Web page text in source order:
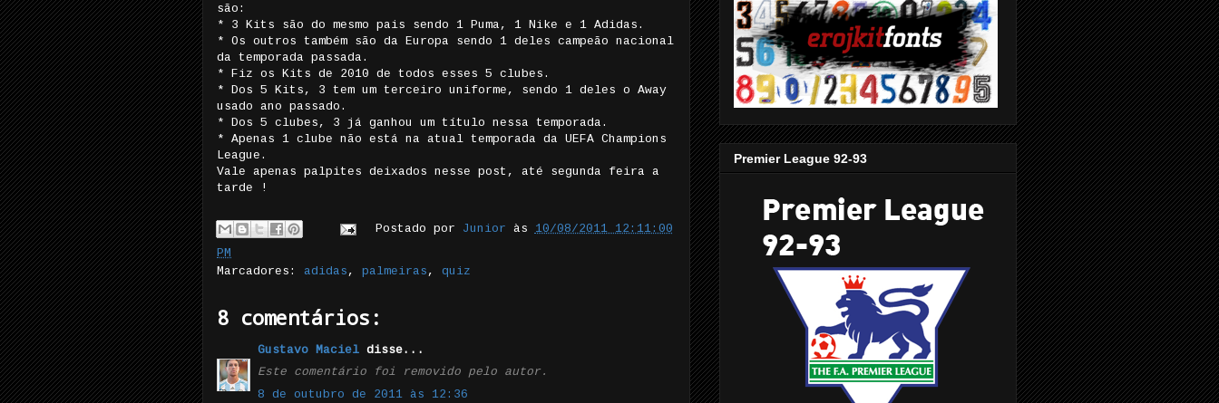
são:
* 3 Kits são do mesmo pais sendo 1 Puma, 1 Nike e 1 Adidas.
* Os outros também são da Europa sendo 1 deles campeão nacional
da temporada passada.
* Fiz os Kits de 2010 de todos esses 5 clubes.
* Dos 5 Kits, 3 tem um terceiro uniforme, sendo 1 deles o Away
usado ano passado.
* Dos 5 clubes, 3 já ganhou um título nessa temporada.
* Apenas 1 clube não está na atual temporada da UEFA Champions
League.
Vale apenas palpites deixados nesse post, até segunda feira a
tarde !
Postado por Junior às 10/08/2011 12:11:00
PM
Marcadores: adidas , palmeiras , quiz
8 comentários:
Gustavo Maciel disse...
Este comentário foi removido pelo autor.
8 de outubro de 2011 às 12:36
Premier League 92-93